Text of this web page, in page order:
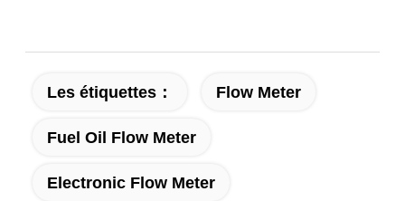
Les étiquettes： Flow Meter
Fuel Oil Flow Meter
Electronic Flow Meter